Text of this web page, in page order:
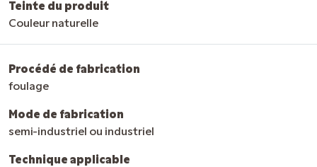
Teinte du produit
Couleur naturelle
Procédé de fabrication
foulage
Mode de fabrication
semi-industriel ou industriel
Technique applicable